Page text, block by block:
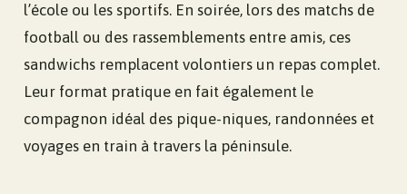
l’école ou les sportifs. En soirée, lors des matchs de
football ou des rassemblements entre amis, ces
sandwichs remplacent volontiers un repas complet.
Leur format pratique en fait également le
compagnon idéal des pique-niques, randonnées et
voyages en train à travers la péninsule.